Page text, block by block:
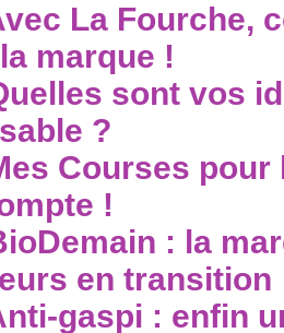
La Fourche,
marque !
sont vos
?
Courses pour
!
: la
en transition
gaspi : enfin